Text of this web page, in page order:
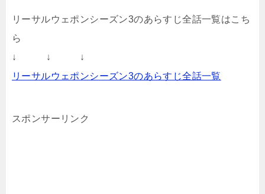
リーサルウェポンシーズン3のあらすじ全話一覧はこち
ら
↓ ↓ ↓
リーサルウェポンシーズン3のあらすじ全話一覧
スポンサーリンク